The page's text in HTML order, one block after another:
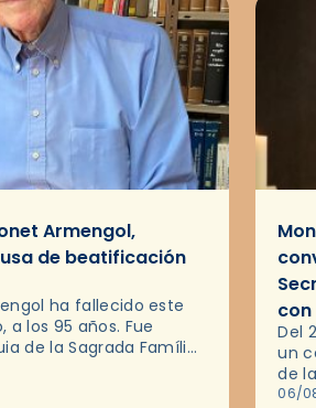
Armengol,
de beatificación
ha fallecido este
a los 95 años. Fue
de la Sagrada Família
Del
un
de
en
06/